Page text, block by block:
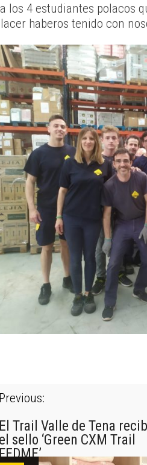
los 4 estudiantes polacos
haberos tenido con
Previous:
El Trail Valle de Tena
el sello ‘Green CXM Trail